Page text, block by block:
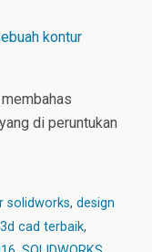
kontur
di peruntukan
solidworks, design
cad terbaik,